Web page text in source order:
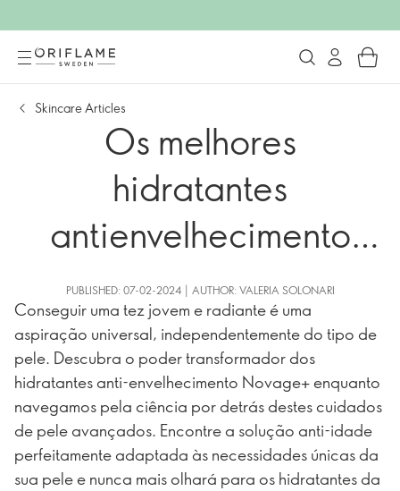
Skincare Articles
Os melhores
hidratantes
antienvelhecimento
Novage+ para cada
tipo de pele
PUBLISHED: 07-02-2024 | AUTHOR: VALERIA SOLONARI
Conseguir uma tez jovem e radiante é uma
aspiração universal, independentemente do tipo de
pele. Descubra o poder transformador dos
hidratantes anti-envelhecimento Novage+ enquanto
navegamos pela ciência por detrás destes cuidados
de pele avançados. Encontre a solução anti-idade
perfeitamente adaptada às necessidades únicas da
sua pele e nunca mais olhará para os hidratantes da